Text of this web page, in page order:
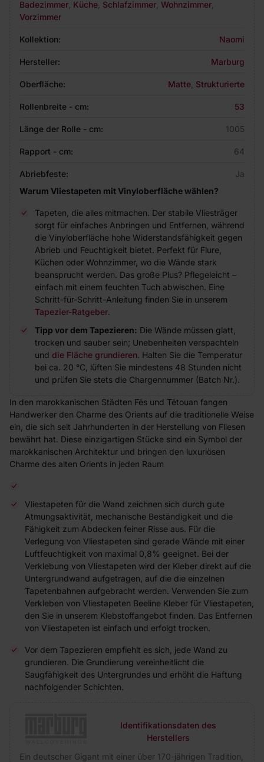
Badezimmer Küche Schlafzimmer Wohnzimmer
Vorzimmer
Kollektion: Naomi
Hersteller: Marburg
Oberfläche: Matte Strukturierte
Rollenbreite - cm: 53
Länge der Rolle - cm: 1005
Rapport - cm: 64
Abriebfeste:
Ja
Warum Vliestapeten mit Vinyloberfläche wählen?
Tapeten, die alles mitmachen. Der stabile Vliesträger
sorgt für einfaches Anbringen und Entfernen, während
die Vinyloberfläche hohe Widerstandsfähigkeit gegen
Abrieb und Feuchtigkeit bietet. Perfekt für Flure,
Küchen oder Wohnzimmer, wo die Wände stark
beansprucht werden. Das große Plus? Pflegeleicht –
einfach mit einem feuchten Tuch abwischen. Eine
Schritt-für-Schritt-Anleitung finden Sie in unserem
Tapezier-Ratgeber.
Tipp vor dem Tapezieren: Die Wände müssen glatt,
trocken und sauber sein; Unebenheiten verspachteln
und die Fläche grundieren. Halten Sie die Temperatur
bei ca. 20 °C, lüften Sie mindestens 48 Stunden nicht
und prüfen Sie stets die Chargennummer (Batch Nr.).
In den marokkanischen Städten Fés und Tétouan fangen
Handwerker den Charme des Orients auf die traditionelle Weise
ein, die sich seit Jahrhunderten in der Herstellung von Fliesen
bewährt hat. Diese einzigartigen Stücke sind ein Symbol der
marokkanischen Architektur und bringen den luxuriösen
Charme des alten Orients in jeden Raum
Vliestapeten für die Wand zeichnen sich durch gute
Atmungsaktivität, mechanische Beständigkeit und die
Fähigkeit zum Abdecken feiner Risse aus. Für die
Verlegung von Vliestapeten sind gerade Wände mit einer
Luftfeuchtigkeit von maximal 0,8% geeignet. Bei der
Verklebung von Vliestapeten wird der Kleber direkt auf die
Untergrundwand aufgetragen, auf die die einzelnen
Tapetenbahnen aufgebracht werden. Verwenden Sie zum
Verkleben von Vliestapeten Beeline Kleber für Vliestapeten,
den Sie in unserem Klebstoffangebot finden. Das Entfernen
von Vliestapeten ist einfach und erfolgt trocken.
Vor dem Tapezieren empfiehlt es sich, jede Wand zu
grundieren. Die Grundierung vereinheitlicht die
Saugfähigkeit des Untergrundes und erhöht die Haftung
nachfolgender Schichten.
Identifikationsdaten des
Herstellers
Ein deutscher Gigant mit einer über 170-jährigen Tradition,